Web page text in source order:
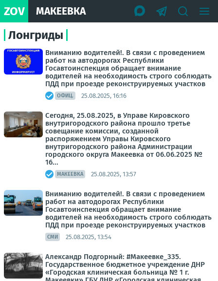
ZOV МАКЕЕВКА
Лонгриды
Вниманию водителей!. В связи с проведением
работ на автодорогах Республики
Госавтоинспекция обращает внимание
водителей на необходимость строго соблюдать
ПДД при проезде реконструируемых участков
ОФИЦ. 25.08.2025, 16:16
Сегодня, 25.08.2025, в Управе Кировского
внутригородского района прошло третье
совещание комиссии, созданной
распоряжением Управы Кировского
внутригородского района Администрации
городского округа Макеевка от 06.06.2025 №
16...
МАКЕЕВКА 25.08.2025, 13:57
Вниманию водителей!. В связи с проведением
работ на автодорогах Республики
Госавтоинспекция обращает внимание
водителей на необходимость строго соблюдать
ПДД при проезде реконструируемых участков
СМИ 25.08.2025, 13:54
Александр Подгорный: #Макеевке_335.
Государственное бюджетное учреждение ДНР
«Городская клиническая больница № 1 г.